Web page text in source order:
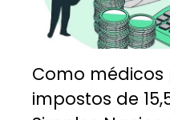
Como
impostos de